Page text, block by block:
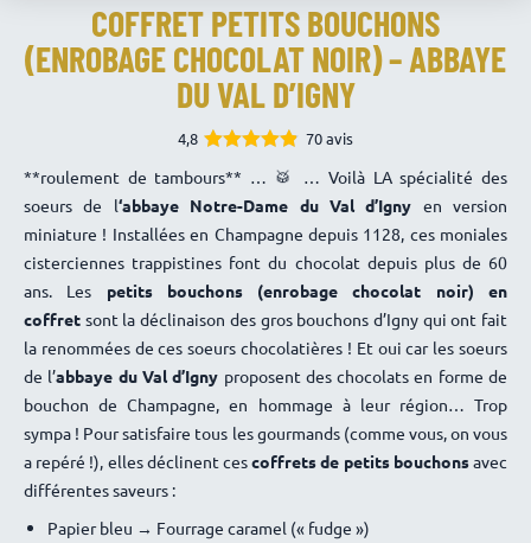
COFFRET PETITS BOUCHONS
(ENROBAGE CHOCOLAT NOIR) – ABBAYE
DU VAL D’IGNY
4,8
4.81
sur 5
70 avis
**roulement de tambours** … 🥁 … Voilà LA spécialité des
soeurs de l‘abbaye Notre-Dame du Val d’Igny en version
miniature ! Installées en Champagne depuis 1128, ces moniales
cisterciennes trappistines font du chocolat depuis plus de 60
ans. Les petits bouchons (enrobage chocolat noir) en
coffret sont la déclinaison des gros bouchons d’Igny qui ont fait
la renommées de ces soeurs chocolatières ! Et oui car les soeurs
de l’abbaye du Val d’Igny proposent des chocolats en forme de
bouchon de Champagne, en hommage à leur région… Trop
sympa ! Pour satisfaire tous les gourmands (comme vous, on vous
a repéré !), elles déclinent cescoffrets de petits bouchonsavec
différentes saveurs :
Papier bleu → Fourrage caramel (« fudge »)